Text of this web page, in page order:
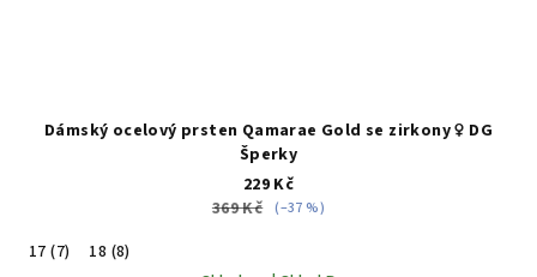
Dámský ocelový prsten Qamarae Gold se zirkony ♀️ DG
Šperky
229 Kč
369 Kč (–37 %)
17 (7)
18 (8)